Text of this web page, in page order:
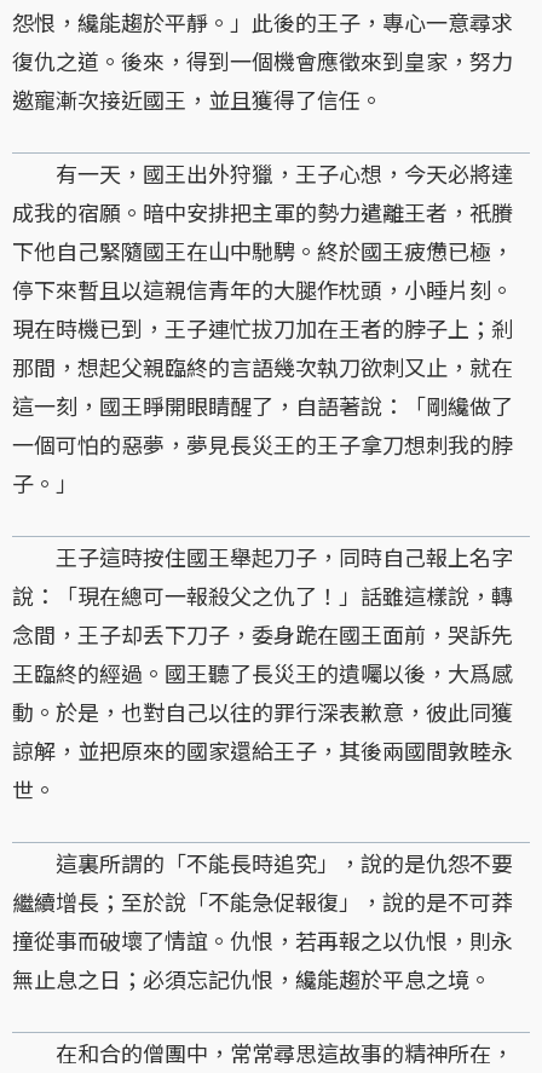
怨恨，纔能趨於平靜。」此後的王子，專心一意尋求
復仇之道。後來，得到一個機會應徵來到皇家，努力
邀寵漸次接近國王，並且獲得了信任。
有一天，國王出外狩獵，王子心想，今天必將達
成我的宿願。暗中安排把主軍的勢力遣離王者，祇賸
下他自己緊隨國王在山中馳騁。終於國王疲憊已極，
停下來暫且以這親信青年的大腿作枕頭，小睡片刻。
現在時機已到，王子連忙拔刀加在王者的脖子上；剎
那間，想起父親臨終的言語幾次執刀欲刺又止，就在
這一刻，國王睜開眼睛醒了，自語著說：「剛纔做了
一個可怕的惡夢，夢見長災王的王子拿刀想刺我的脖
子。」
王子這時按住國王舉起刀子，同時自己報上名字
說：「現在總可一報殺父之仇了！」話雖這樣說，轉
念間，王子却丢下刀子，委身跪在國王面前，哭訴先
王臨終的經過。國王聽了長災王的遺囑以後，大爲感
動。於是，也對自己以往的罪行深表歉意，彼此同獲
諒解，並把原來的國家還給王子，其後兩國間敦睦永
世。
這裏所謂的「不能長時追究」，說的是仇怨不要
繼續增長；至於說「不能急促報復」，說的是不可莽
撞從事而破壞了情誼。仇恨，若再報之以仇恨，則永
無止息之日；必須忘記仇恨，纔能趨於平息之境。
在和合的僧團中，常常尋思這故事的精神所在，